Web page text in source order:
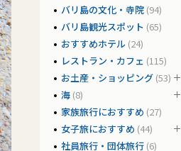
バリ島の文化・寺院 (94)
バリ島観光スポット (65)
おすすめホテル (24)
レストラン・カフェ (115)
お土産・ショッピング (53)
海 (8)
家族旅行におすすめ (27)
女子旅におすすめ (44)
社員旅行・団体旅行 (6)